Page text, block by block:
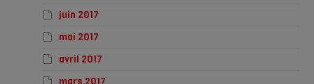
juin 2017
mai 2017
avril 2017